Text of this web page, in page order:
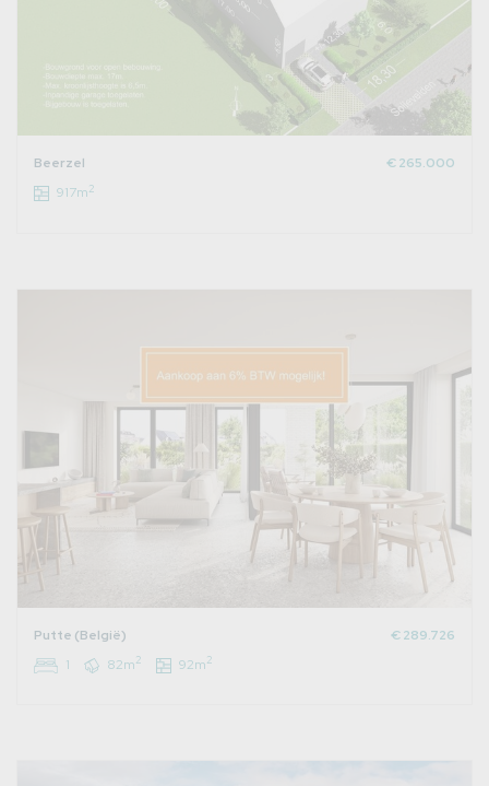
Beerzel
€ 265.000
917m2
Putte (België)
€ 289.726
1
82m2 92m2